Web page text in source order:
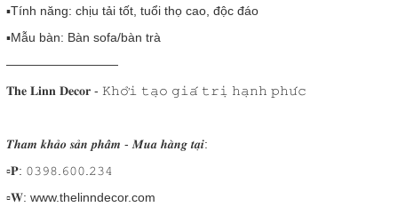
▪️Tính năng: chịu tải tốt, tuổi thọ cao, độc đáo
▪️Mẫu bàn: Bàn sofa/bàn trà
—————————
𝐓𝐡𝐞 𝐋𝐢𝐧𝐧 𝐃𝐞𝐜𝐨𝐫 - 𝙺𝚑𝚘̛̉𝚒 𝚝𝚊̣𝚘 𝚐𝚒𝚊́ 𝚝𝚛𝚒̣ 𝚑𝚊̣𝚗𝚑 𝚙𝚑𝚞́𝚌
𝑻𝒉𝒂𝒎 𝒌𝒉𝒂̉𝒐 𝒔𝒂̉𝒏 𝒑𝒉𝒂̂̉𝒎 - 𝑴𝒖𝒂 𝒉𝒂̀𝒏𝒈 𝒕𝒂̣𝒊:
▫𝐏: 𝟶𝟹𝟿𝟾.𝟼𝟶𝟶.𝟸𝟹𝟺
▫𝐖: www.thelinndecor.com